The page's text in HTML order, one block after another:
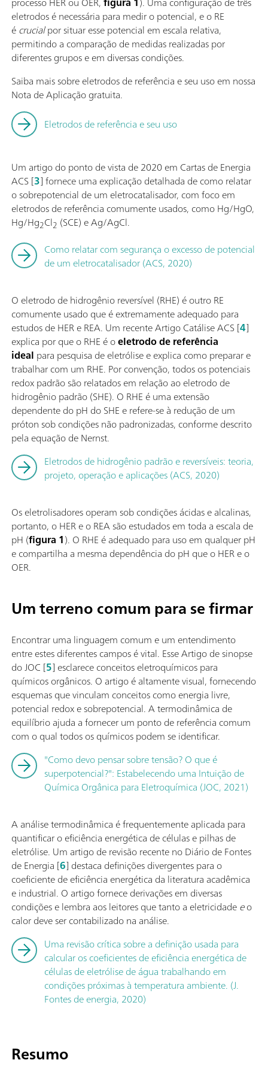
eletrodos é necessária para medir o potencial, e o RE
écrucialpor situar esse potencial em escala relativa,
permitindo a comparação de medidas realizadas por
diferentes grupos e em diversas condições.
Saiba mais sobre eletrodos de referência e seu uso em nossa
Nota de Aplicação gratuita.
Eletrodos de referência e seu uso
Um artigo do ponto de vista de 2020 em Cartas de Energia
ACS [3] fornece uma explicação detalhada de como relatar
o sobrepotencial de um eletrocatalisador, com foco em
eletrodos de referência comumente usados, como Hg/HgO,
Hg/Hg2Cl2 (SCE) e Ag/AgCl.
Como relatar com segurança o excesso de potencial
de um eletrocatalisador (ACS, 2020)
O eletrodo de hidrogênio reversível (RHE) é outro RE
comumente usado que é extremamente adequado para
estudos de HER e REA. Um recente Artigo Catálise ACS [4]
explica por que o RHE é oeletrodo de referência
ideal para pesquisa de eletrólise e explica como preparar e
trabalhar com um RHE. Por convenção, todos os potenciais
redox padrão são relatados em relação ao eletrodo de
hidrogênio padrão (SHE). O RHE é uma extensão
dependente do pH do SHE e refere-se à redução de um
próton sob condições não padronizadas, conforme descrito
pela equação de Nernst.
Eletrodos de hidrogênio padrão e reversíveis: teoria,
projeto, operação e aplicações (ACS, 2020)
Os eletrolisadores operam sob condições ácidas e alcalinas,
portanto, o HER e o REA são estudados em toda a escala de
pH (figura 1). O RHE é adequado para uso em qualquer pH
e compartilha a mesma dependência do pH que o HER e o
OER.
Um terreno comum para se firmar
Encontrar uma linguagem comum e um entendimento
entre estes diferentes campos é vital. Esse Artigo de sinopse
do JOC [5] esclarece conceitos eletroquímicos para
químicos orgânicos. O artigo é altamente visual, fornecendo
esquemas que vinculam conceitos como energia livre,
potencial redox e sobrepotencial. A termodinâmica de
equilíbrio ajuda a fornecer um ponto de referência comum
com o qual todos os químicos podem se identificar.
"Como devo pensar sobre tensão? O que é
superpotencial?": Estabelecendo uma Intuição de
Química Orgânica para Eletroquímica (JOC, 2021)
A análise termodinâmica é frequentemente aplicada para
quantificar o eficiência energética de células e pilhas de
eletrólise. Um artigo de revisão recente no Diário de Fontes
de Energia [6] destaca definições divergentes para o
coeficiente de eficiência energética da literatura acadêmica
e industrial. O artigo fornece derivações em diversas
condições e lembra aos leitores que tanto a eletricidadeeo
calor deve ser contabilizado na análise.
Uma revisão crítica sobre a definição usada para
calcular os coeficientes de eficiência energética de
células de eletrólise de água trabalhando em
condições próximas à temperatura ambiente. (J.
Fontes de energia, 2020)
Resumo